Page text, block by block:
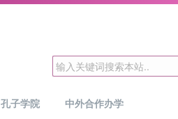
孔子学院 中外合作办学